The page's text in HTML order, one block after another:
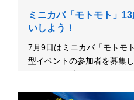
ミニカバ「モトモト」
いしよう！
7月9日はミニカバ「モトモ
型イベントの参加者を募集